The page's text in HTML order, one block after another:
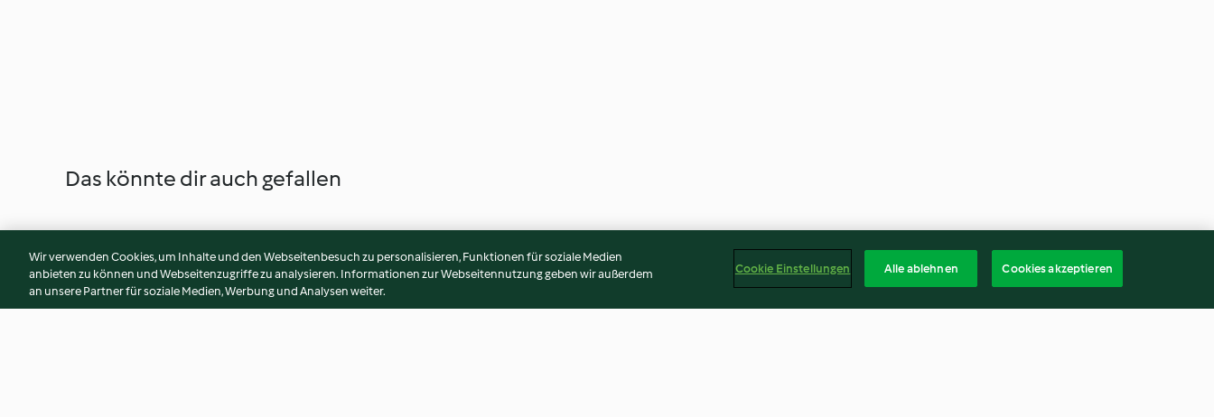
Das könnte dir auch gefallen
Wir verwenden Cookies, um Inhalte und den Webseitenbesuch zu personalisieren, Funktionen für soziale Medien
anbieten zu können und Webseitenzugriffe zu analysieren. Informationen zur Webseitennutzung geben wir außerdem
an unsere Partner für soziale Medien, Werbung und Analysen weiter.
Cookie Einstellungen Alle ablehnen Cookies akzeptieren